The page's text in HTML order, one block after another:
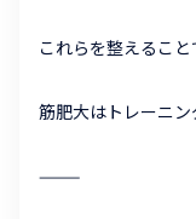
これらを整えること
筋肥大はトレーニン
⸻